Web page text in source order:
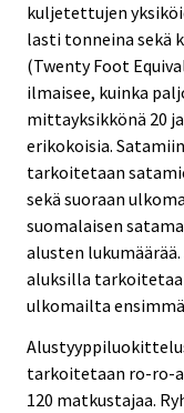
kuljetettujen
lasti tonneina sekä
(Twenty Foot
ilmaisee, kuinka
mittayksikkönä 20
erikokoisia.
tarkoitetaan
sekä suoraan
suomalaisen
alusten
aluksilla
ulkomailta
tarkoitetaan ro-ro-
120 matkustajaa.